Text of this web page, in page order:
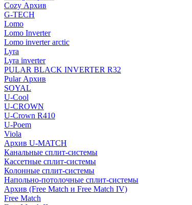
Cozy Архив
G-TECH
Lomo
Lomo Inverter
Lomo inverter arctic
Lyra
Lyra inverter
PULAR BLACK INVERTER R32
Pular Архив
SOYAL
U-Cool
U-CROWN
U-Crown R410
U-Poem
Viola
Архив U-MATCH
Канальные сплит-системы
Кассетные сплит-системы
Колонные сплит-системы
Напольно-потолочные сплит-системы
Архив (Free Match и Free Match IV)
Free Match